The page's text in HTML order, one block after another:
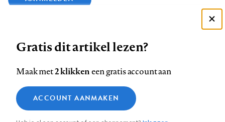
op
Facebook
op
LinkedIn
op
Bluesky
ons
op
InstagramYouTube
Footer
Contact Colofon Disclaimer Privacy
Medische vragen verdienen
betrouwbare antwoorden
Zie onze cookie policy
Analytische cookies
Gratis dit artikel lezen?
Maak met2 klikkeneen gratis account aan
ACCOUNT AANMAKEN